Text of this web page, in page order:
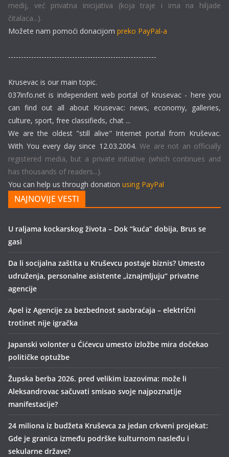
medij, već privatna inicijativa (koja traje i ima na hiljade
čitalaca...).
Možete nam pomoći donacijom preko PayPal-a
----------------------------------------------------------
Krusevac is our main topic.
037info.net is independent web portal of Krusevac - here you
can find out all about Krusevac: news, economy, galleries,
culture, sport, free classifieds, chat ...
We are the oldest "still alive" Internet portal from Kruševac.
With You every day since 12.03.2004. We are not an officially
registered media, but a private initiative (which continues and
has thousands of readers...).
You can help us through donation using PayPal
NAJNOVIJE VESTI
U raljama kockarskog života – Dok “kuća” dobija, Brus se
gasi
Da li socijalna zaštita u Kruševcu postaje biznis? Umesto
udruženja, personalne asistente „iznajmljuju“ privatne
agencije
Apel iz Agencije za bezbednost saobraćaja – električni
trotinet nije igračka
Japanski volonter u Ćićevcu umesto izložbe mira dočekao
političke optužbe
Župska berba 2026. pred velikim izazovima: može li
Aleksandrovac sačuvati smisao svoje najpoznatije
manifestacije?
24 miliona iz budžeta Kruševca za jedan crkveni projekat:
Gde je granica između podrške kulturnom nasleđu i
sekularne države?